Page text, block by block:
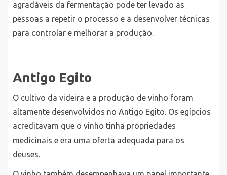
agradáveis da fermentação pode ter levado as
pessoas a repetir o processo e a desenvolver técnicas
para controlar e melhorar a produção.
Antigo Egito
O cultivo da videira e a produção de vinho foram
altamente desenvolvidos no Antigo Egito. Os egípcios
acreditavam que o vinho tinha propriedades
medicinais e era uma oferta adequada para os
deuses.